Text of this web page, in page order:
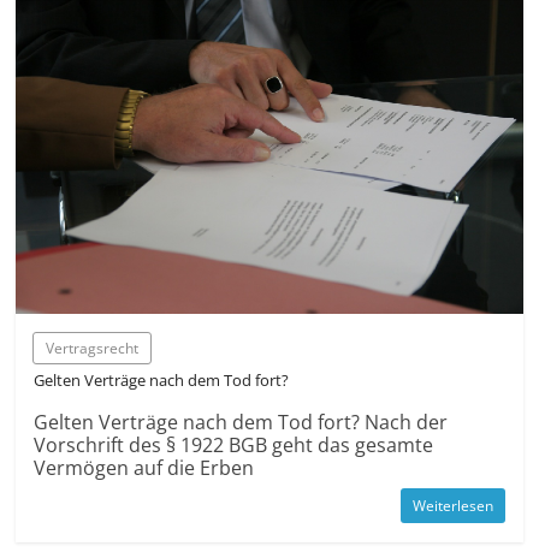
Vertragsrecht
Gelten Verträge nach dem Tod fort?
Gelten Verträge nach dem Tod fort? Nach der
Vorschrift des § 1922 BGB geht das gesamte
Vermögen auf die Erben
Weiterlesen